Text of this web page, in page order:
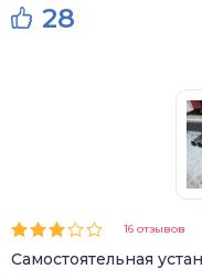
28
16 отзывов
Самостоятельная